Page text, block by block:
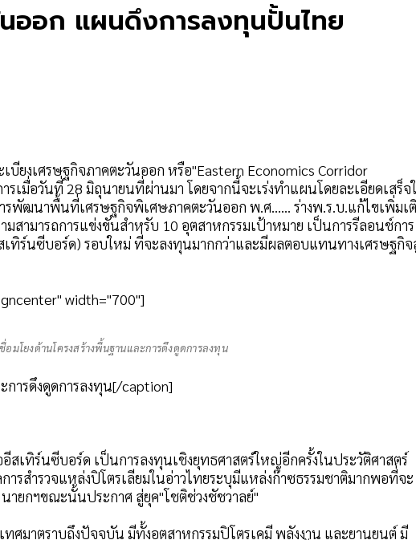
นออก แผนดึงการลงทุนปั้นไทย
บียงเศรษฐกิจภาคตะวันออก หรือ"Eastern Economics Corridor
เมื่อวันที่ 28 มิถุนายนที่ผ่านมา โดยจากนี้จะเร่งทำแผนโดยละเอียดเสร็จ
พัฒนาพื้นที่เศรษฐกิจพิเศษภาคตะวันออก พ.ศ...... ร่างพ.ร.บ.แก้ไขเพิ่มเ
สามารถการแข่งขันสำหรับ 10 อุตสาหกรรมเป้าหมาย เป็นการรีลอนช์การ
ทิร์นซีบอร์ด) รอบใหม่ ที่จะลงทุนมากกว่าและมีผลตอบแทนทางเศรษฐกิจ
width="700"]
อมโยงด้านโครงสร้างพื้นฐานและการดึงดูดการลงทุน
การดึงดูดการลงทุน[/caption]
เทิร์นซีบอร์ด เป็นการลงทุนเชิงยุทธศาสตร์ใหญ่อีกครั้งในประวัติศาสตร์
รสำรวจแหล่งปิโตรเลียมในอ่าวไทยระบุมีแหล่งก๊าซธรรมชาติมากพอที่จะ
ยกฯขณะนั้นประกาศ สู่ยุค"โชติช่วงชัชวาลย์"
ศมาตราบถึงปัจจุบัน มีทั้งอุตสาหกรรมปิโตรเคมี พลังงาน และยานยนต์ มี